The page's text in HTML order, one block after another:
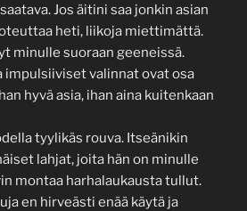
Jos äitini saa jonkin asian
heti, liikoja miettimättä.
minulle suoraan geeneissä.
valinnat ovat osa
hyvä asia, ihan aina kuitenkaan
tyylikäs rouva. Itseänikin
lahjat, joita hän on minulle
montaa harhalaukausta tullut.
en hirveästi enää käytä ja